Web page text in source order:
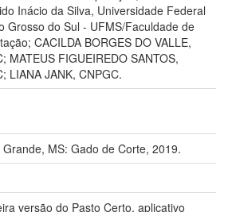
Inácio da Silva, Universidade Federal
Grosso do Sul - UFMS/Faculdade de
CACILDA BORGES DO VALLE,
MATEUS FIGUEIREDO SANTOS,
LIANA JANK, CNPGC.
MS: Gado de Corte, 2019.
versão do Pasto Certo, aplicativo